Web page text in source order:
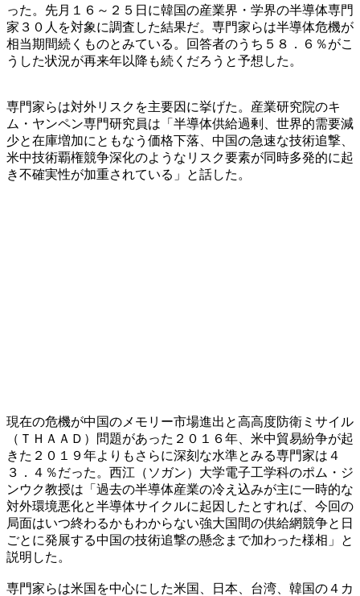
った。先月１６～２５日に韓国の産業界・学界の半導体専門
家３０人を対象に調査した結果だ。専門家らは半導体危機が
相当期間続くものとみている。回答者のうち５８．６％がこ
うした状況が再来年以降も続くだろうと予想した。
専門家らは対外リスクを主要因に挙げた。産業研究院のキ
ム・ヤンペン専門研究員は「半導体供給過剰、世界的需要減
少と在庫増加にともなう価格下落、中国の急速な技術追撃、
米中技術覇権競争深化のようなリスク要素が同時多発的に起
き不確実性が加重されている」と話した。
現在の危機が中国のメモリー市場進出と高高度防衛ミサイル
（ＴＨＡＡＤ）問題があった２０１６年、米中貿易紛争が起
きた２０１９年よりもさらに深刻な水準とみる専門家は４
３．４％だった。西江（ソガン）大学電子工学科のポム・ジ
ンウク教授は「過去の半導体産業の冷え込みが主に一時的な
対外環境悪化と半導体サイクルに起因したとすれば、今回の
局面はいつ終わるかもわからない強大国間の供給網競争と日
ごとに発展する中国の技術追撃の懸念まで加わった様相」と
説明した。
専門家らは米国を中心にした米国、日本、台湾、韓国の４カ